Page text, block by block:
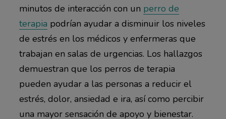
minutos de interacción con un perro de
terapia podrían ayudar a disminuir los niveles
de estrés en los médicos y enfermeras que
trabajan en salas de urgencias. Los hallazgos
demuestran que los perros de terapia
pueden ayudar a las personas a reducir el
estrés, dolor, ansiedad e ira, así como percibir
una mayor sensación de apoyo y bienestar.